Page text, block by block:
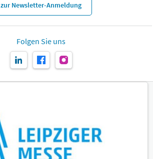
zur Newsletter-Anmeldung
Folgen Sie uns